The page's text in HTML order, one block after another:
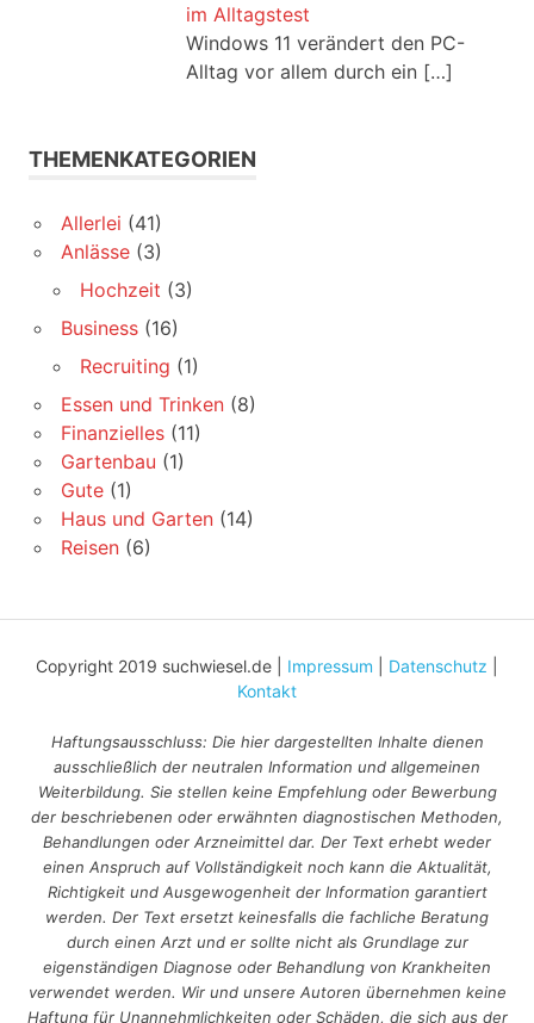
im Alltagstest
Windows 11 verändert den PC-
Alltag vor allem durch ein […]
THEMENKATEGORIEN
Allerlei (41)
Anlässe(3)
Hochzeit (3)
Business(16)
Recruiting (1)
Essen und Trinken(8)
Finanzielles(11)
Gartenbau (1)
Gute(1)
Haus und Garten(14)
Reisen(6)
Copyright 2019 suchwiesel.de | Impressum Datenschutz
Kontakt
Haftungsausschluss: Die hier dargestellten Inhalte dienen
ausschließlich der neutralen Information und allgemeinen
Weiterbildung. Sie stellen keine Empfehlung oder Bewerbung
der beschriebenen oder erwähnten diagnostischen Methoden,
Behandlungen oder Arzneimittel dar. Der Text erhebt weder
einen Anspruch auf Vollständigkeit noch kann die Aktualität,
Richtigkeit und Ausgewogenheit der Information garantiert
werden. Der Text ersetzt keinesfalls die fachliche Beratung
durch einen Arzt und er sollte nicht als Grundlage zur
eigenständigen Diagnose oder Behandlung von Krankheiten
verwendet werden. Wir und unsere Autoren übernehmen keine
Haftung für Unannehmlichkeiten oder Schäden, die sich aus der